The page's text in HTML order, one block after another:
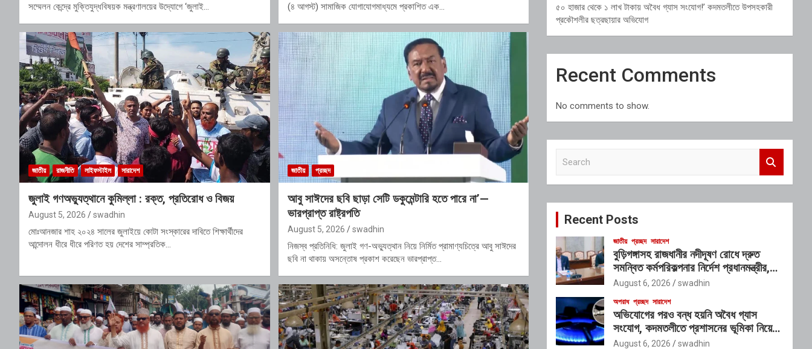
সম্মেলন কেন্দ্রে মুক্তিযুদ্ধবিষয়ক মন্ত্রণালয়ের উদ্যোগে ‘জুলাই…
(৪ আগস্ট) সামাজিক যোগাযোগমাধ্যমে প্রকাশিত এক…
জাতীয় রাজনীতি লাইফস্টাইল সারাদেশ
জুলাই গণঅভ্যুত্থানে কুমিল্লা : রক্ত, প্রতিরোধ ও বিজয়
August 5, 2026 swadhin
মোঃআনজার শাহ ২০২৪ সালের জুলাইয়ে কোটা সংস্কারের দাবিতে শিক্ষার্থীদের
আন্দোলন ধীরে ধীরে পরিণত হয় দেশের সাম্প্রতিক…
জাতীয় প্রচ্ছদ
আবু সাঈদের ছবি ছাড়া সেটি ডকুমেন্টারি হতে পারে না’—
ভারপ্রাপ্ত রাষ্ট্রপতি
August 5, 2026 swadhin
নিজস্ব প্রতিনিধি: জুলাই গণ-অভ্যুত্থান নিয়ে নির্মিত প্রামাণ্যচিত্রে আবু সাঈদের
ছবি না থাকায় অসন্তোষ প্রকাশ করেছেন ভারপ্রাপ্ত…
৫০ হাজার থেকে ১ লাখ টাকায় অবৈধ গ্যাস সংযোগ!’ কদমতলীতে উপসহকারী
প্রকৌশলীর ছত্রছায়ার অভিযোগ
Recent Comments
No comments to show.
c
Recent Posts
জাতীয় প্রচ্ছদ সারাদেশ
বুড়িগঙ্গাসহ রাজধানীর নদীদূষণ রোধে দ্রুত
সমন্বিত কর্মপরিকল্পনার নির্দেশ প্রধানমন্ত্রীর,
গঠিত হচ্ছে আন্তঃসংস্থা সমন্বয় কমিটি
August 6, 2026 swadhin
অপরাধ প্রচ্ছদ সারাদেশ
অভিযোগের পরও বন্ধ হয়নি অবৈধ গ্যাস
সংযোগ, কদমতলীতে প্রশাসনের ভূমিকা নিয়ে
প্রশ্ন
August 6, 2026 swadhin